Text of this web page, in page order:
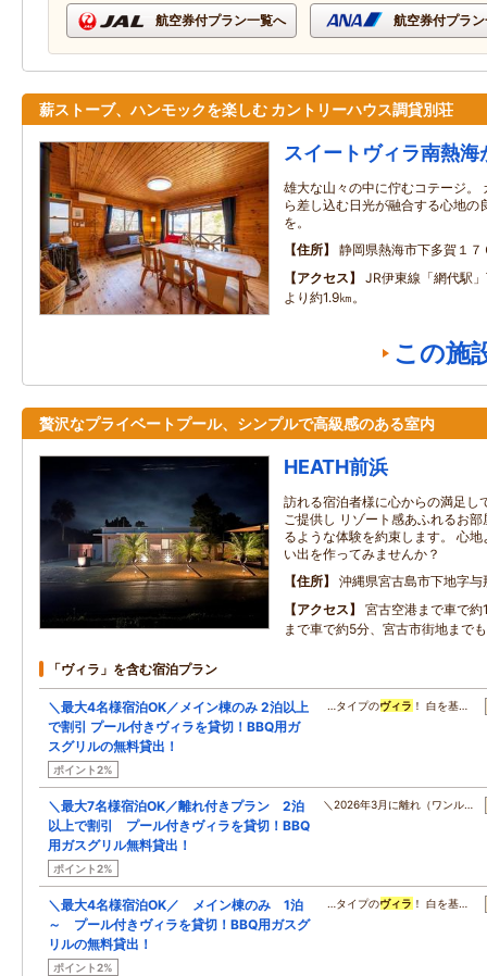
航空券付プラン一覧へ 航空券付プラ
薪ストーブ、ハンモックを楽しむ カントリーハウス調貸別荘
スイートヴィラ南熱海
雄大な山々の中に佇むコテージ。
ら差し込む日光が融合する心地の
を。
住所
静岡県熱海市下多賀１７
アクセス
JR伊東線「網代駅
より約1.9㎞。
この施
贅沢なプライベートプール、シンプルで高級感のある室内
HEATH前浜
訪れる宿泊者様に心からの満足し
ご提供し リゾート感あふれるお
るような体験を約束します。 心
い出を作ってみませんか？
住所
沖縄県宮古島市下地字与
アクセス
宮古空港まで車で
まで車で約5分、宮古市街地まで
「ヴィラ」を含む宿泊プラン
＼最大4名様宿泊OK／メイン棟のみ 2泊以上
で割引 プール付きヴィラを貸切！BBQ用ガ
スグリルの無料貸出！
ポイント2%
…タイプのヴィラ ！ 白を基…
＼最大7名様宿泊OK／離れ付きプラン 2泊
以上で割引 プール付きヴィラを貸切！BBQ
用ガスグリル無料貸出！
ポイント2%
＼2026年3月に離れ（ワンル…
＼最大4名様宿泊OK／ メイン棟のみ 1泊
～ プール付きヴィラを貸切！BBQ用ガスグ
リルの無料貸出！
ポイント2%
…タイプのヴィラ ！ 白を基…